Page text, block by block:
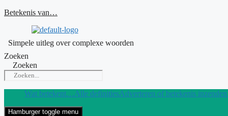
Ga
inhoud
Betekenis van…
Simpele uitleg over complexe woorden
Zoeken
Zoeken
Wat betekent… Alle definitiesAdverteren of betekenis
Hamburger toggle menu